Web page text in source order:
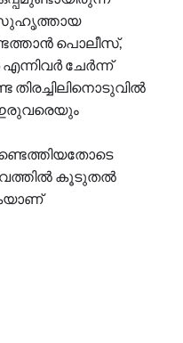
പൊലീസ്,
ചേർന്ന്
തിരച്ചിലിനൊടുവില്‍
ഇരുവരെയും
കൂടുതല്‍